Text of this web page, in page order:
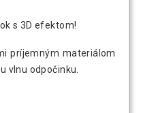
s 3D efektom!
príjemným materiálom
vlnu odpočinku.